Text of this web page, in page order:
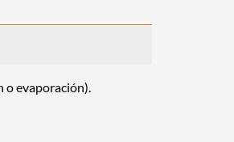
o evaporación).